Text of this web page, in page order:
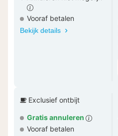
Vooraf betalen
Bekijk details
Exclusief ontbijt
Gratis annuleren
Vooraf betalen